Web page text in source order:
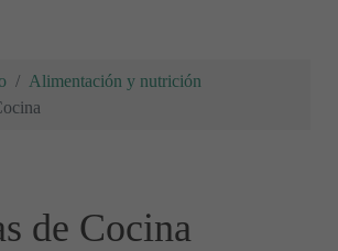
Alimentación y nutrición
de Cocina